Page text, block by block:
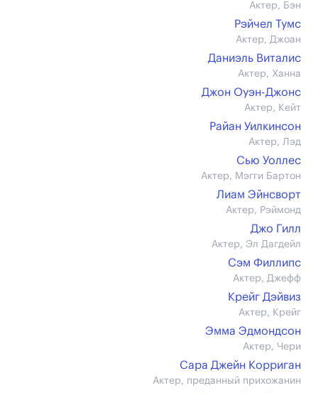
Актер, Бэн
Рэйчел Тумс
Актер, Джоан
Даниэль Виталис
Актер, Ханна
Джон Оуэн-Джонс
Актер, Кейт
Райан Уилкинсон
Актер, Лэд
Сью Уоллес
Актер, Мэгги Бартон
Лиам Эйнсворт
Актер, Рэймонд
Джо Гилл
Актер, Эл Дагдейл
Сэм Филлипс
Актер, Джефф
Крейг Дэйвиз
Актер, Крейг
Эмма Эдмондсон
Актер, Чери
Сара Джейн Корриган
Актер, преданный прихожанин